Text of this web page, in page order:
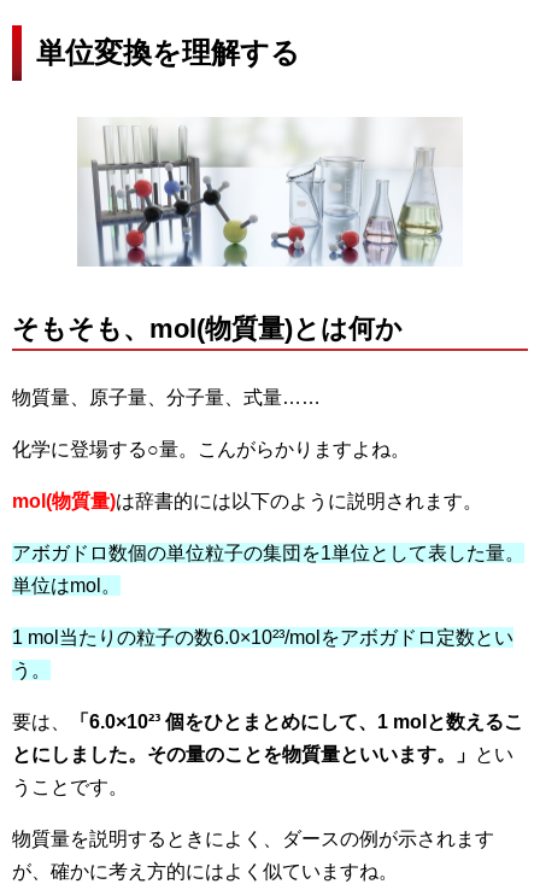
単位変換を理解する
そもそも、mol(物質量)とは何か
物質量、原子量、分子量、式量……
化学に登場する○量。こんがらかりますよね。
mol(物質量)は辞書的には以下のように説明されます。
アボガドロ数個の単位粒子の集団を1単位として表した量。
単位はmol。
1 mol当たりの粒子の数6.0×10²³/molをアボガドロ定数とい
う。
要は、 「 6.0×10²³ 個をひとまとめにして、1 molと数えるこ
とにしました。その量のことを物質量といいます。」 とい
うことです。
物質量を説明するときによく、ダースの例が示されます
が、確かに考え方的にはよく似ていますね。